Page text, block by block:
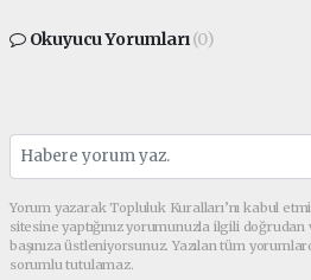
Okuyucu Yorumları(0)
Yorum yazarak Topluluk Kuralları’nı kabul
sitesine yaptığınız yorumunuzla ilgili
başınıza üstleniyorsunuz. Yazılan tüm
sorumlu tutulamaz.